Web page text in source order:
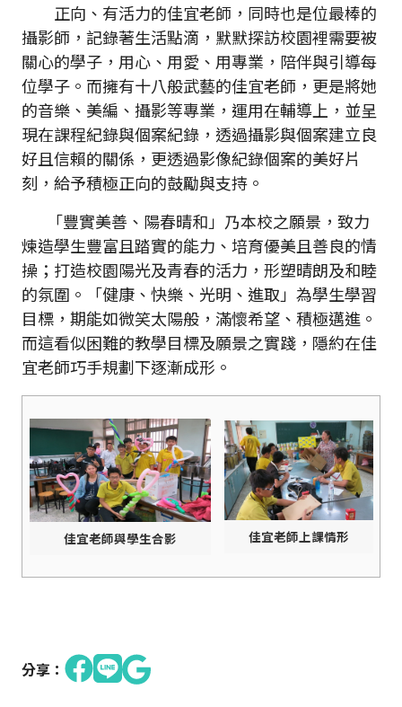
正向、有活力的佳宜老師，同時也是位最棒的
攝影師，記錄著生活點滴，默默探訪校園裡需要被
關心的學子，用心、用愛、用專業，陪伴與引導每
位學子。而擁有十八般武藝的佳宜老師，更是將她
的音樂、美編、攝影等專業，運用在輔導上，並呈
現在課程紀錄與個案紀錄，透過攝影與個案建立良
好且信賴的關係，更透過影像紀錄個案的美好片
刻，給予積極正向的鼓勵與支持。
「豐實美善、陽春晴和」乃本校之願景，致力
煉造學生豐富且踏實的能力、培育優美且善良的情
操；打造校園陽光及青春的活力，形塑晴朗及和睦
的氛圍。「健康、快樂、光明、進取」為學生學習
目標，期能如微笑太陽般，滿懷希望、積極邁進。
而這看似困難的教學目標及願景之實踐，隱約在佳
宜老師巧手規劃下逐漸成形。
佳宜老師與學生合影 佳宜老師上課情形
分享：